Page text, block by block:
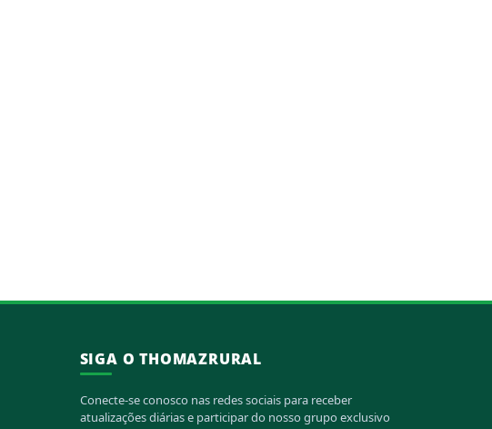
SIGA O THOMAZRURAL
Conecte-se conosco nas redes sociais para receber
atualizações diárias e participar do nosso grupo exclusivo